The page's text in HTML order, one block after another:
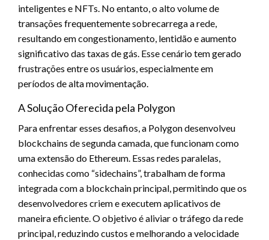
inteligentes e NFTs. No entanto, o alto volume de
transações frequentemente sobrecarrega a rede,
resultando em congestionamento, lentidão e aumento
significativo das taxas de gás. Esse cenário tem gerado
frustrações entre os usuários, especialmente em
períodos de alta movimentação.
A Solução Oferecida pela Polygon
Para enfrentar esses desafios, a Polygon desenvolveu
blockchains de segunda camada, que funcionam como
uma extensão do Ethereum. Essas redes paralelas,
conhecidas como “sidechains”, trabalham de forma
integrada com a blockchain principal, permitindo que os
desenvolvedores criem e executem aplicativos de
maneira eficiente. O objetivo é aliviar o tráfego da rede
principal, reduzindo custos e melhorando a velocidade